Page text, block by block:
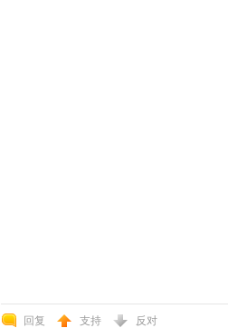
回复 支持 反对